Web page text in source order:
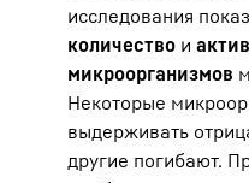
исследования
количество и
микроорганизмов
Некоторые
выдерживать
другие погибают.